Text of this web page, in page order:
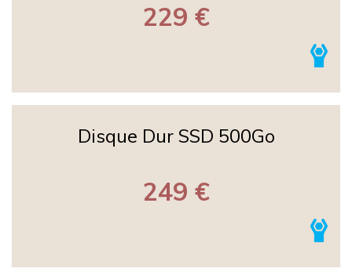
229 €
Disque Dur SSD 500Go
249 €